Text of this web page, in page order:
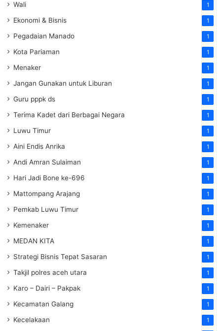
Wali 1
Ekonomi & Bisnis 1
Pegadaian Manado 1
Kota Pariaman 1
Menaker 1
Jangan Gunakan untuk Liburan 1
Guru pppk ds 1
Terima Kadet dari Berbagai Negara 1
Luwu Timur 1
Aini Endis Anrika 1
Andi Amran Sulaiman 1
Hari Jadi Bone ke-696 1
Mattompang Arajang 1
Pemkab Luwu Timur 1
Kemenaker 1
MEDAN KITA 1
Strategi Bisnis Tepat Sasaran 1
Takjil polres aceh utara 1
Karo – Dairi – Pakpak 1
Kecamatan Galang 1
Kecelakaan 1